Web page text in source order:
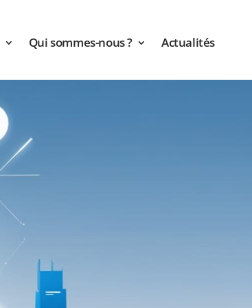
Qui sommes-nous ? Actualités